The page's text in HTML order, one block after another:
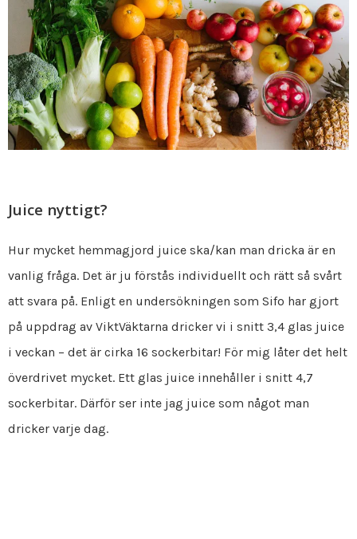
Juice nyttigt?
Hur mycket hemmagjord juice ska/kan man dricka är en
vanlig fråga. Det är ju förstås individuellt och rätt så svårt
att svara på. Enligt en undersökningen som Sifo har gjort
på uppdrag av ViktVäktarna dricker vi i snitt 3,4 glas juice
i veckan – det är cirka 16 sockerbitar! För mig låter det helt
överdrivet mycket. Ett glas juice innehåller i snitt 4,7
sockerbitar. Därför ser inte jag juice som något man
dricker varje dag.